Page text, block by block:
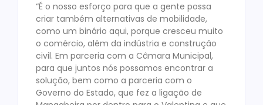
“É o nosso esforço para que a gente possa
criar também alternativas de mobilidade,
como um binário aqui, porque cresceu muito
o comércio, além da indústria e construção
civil. Em parceria com a Câmara Municipal,
para que juntos nós possamos encontrar a
solução, bem como a parceria com o
Governo do Estado, que fez a ligação de